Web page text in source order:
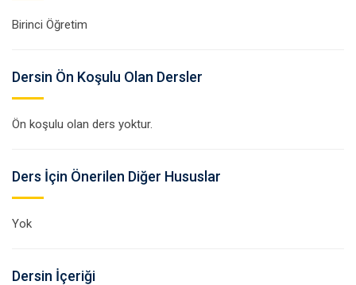
Birinci Öğretim
Dersin Ön Koşulu Olan Dersler
Ön koşulu olan ders yoktur.
Ders İçin Önerilen Diğer Hususlar
Yok
Dersin İçeriği